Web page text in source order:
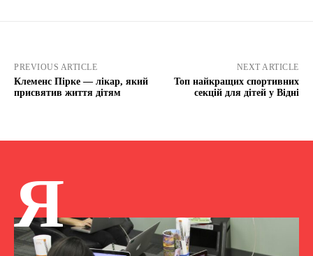
PREVIOUS ARTICLE
Клеменс Пірке — лікар, який
присвятив життя дітям
NEXT ARTICLE
Топ найкращих спортивних
секцій для дітей у Відні
Я